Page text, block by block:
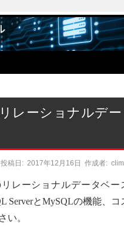
レーショナルデー
投稿日: 2017年12月16日 作成者:
リレーショナルデータベー
ServerとMySQLの機能、コ
い。